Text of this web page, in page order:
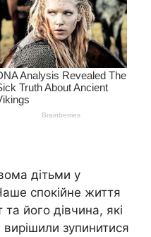
дітьми у
спокійне життя
його дівчина, які
зупинитися